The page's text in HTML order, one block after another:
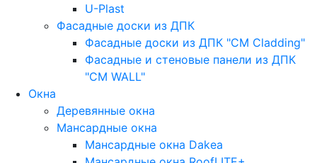
U-Plast
Фасадные доски из ДПК
Фасадные доски из ДПК "CM Cladding"
Фасадные и стеновые панели из ДПК
"CM WALL"
Окна
Деревянные окна
Мансардные окна
Мансардные окна Dakea